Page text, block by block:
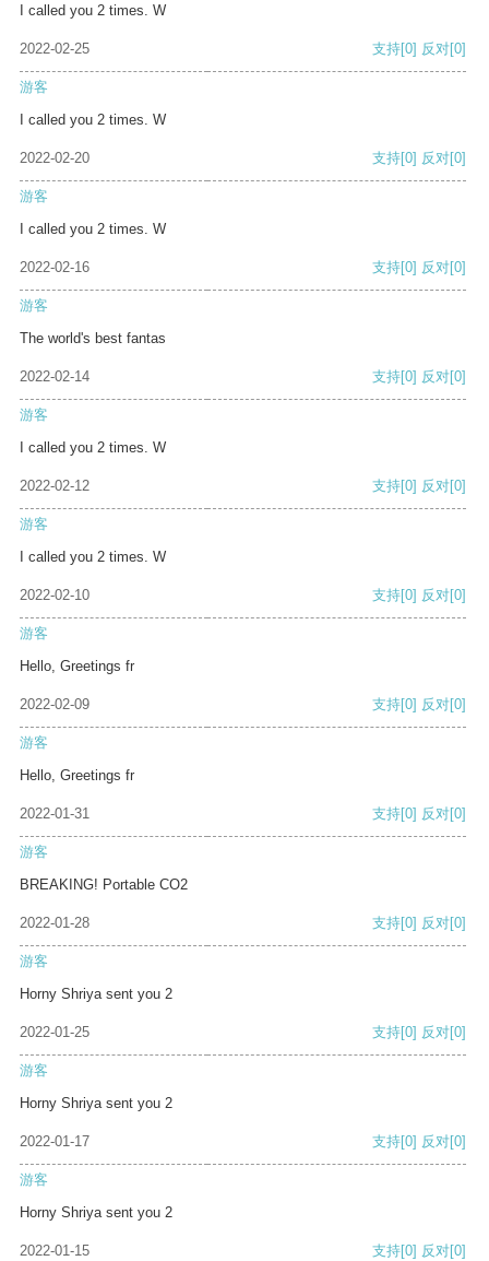
I called you 2 times. W
2022-02-25 支持[0] 反对[0]
游客
I called you 2 times. W
2022-02-20 支持[0] 反对[0]
游客
I called you 2 times. W
2022-02-16 支持[0] 反对[0]
游客
The world's best fantas
2022-02-14 支持[0] 反对[0]
游客
I called you 2 times. W
2022-02-12 支持[0] 反对[0]
游客
I called you 2 times. W
2022-02-10 支持[0] 反对[0]
游客
Hello, Greetings fr
2022-02-09 支持[0] 反对[0]
游客
Hello, Greetings fr
2022-01-31 支持[0] 反对[0]
游客
BREAKING! Portable CO2
2022-01-28 支持[0] 反对[0]
游客
Horny Shriya sent you 2
2022-01-25 支持[0] 反对[0]
游客
Horny Shriya sent you 2
2022-01-17 支持[0] 反对[0]
游客
Horny Shriya sent you 2
2022-01-15 支持[0] 反对[0]